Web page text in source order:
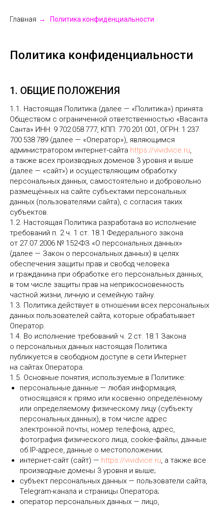
Главная → Политика конфиденциальности
Политика конфиденциальности
1. ОБЩИЕ ПОЛОЖЕНИЯ
1.1. Настоящая Политика (далее — «Политика») принята
Обществом с ограниченной ответственностью «Васанта
Санта» ИНН: 9 702 058 777, КПП: 770 201 001, ОГРН: 1 237
700 538 789 (далее — «Оператор»), являющимся
администратором интернет-сайта https://vividvice.ru,
а также всех производных доменов 3 уровня и выше
(далее — «сайт») и осуществляющим обработку
персональных данных, самостоятельно и добровольно
размещённых на сайте субъектами персональных
данных (пользователями сайта), с согласия таких
субъектов.
1.2. Настоящая Политика разработана во исполнение
требований п. 2 ч. 1 ст. 18.1 Федерального закона
от 27.07.2006 № 152-ФЗ «О персональных данных»
(далее — Закон о персональных данных) в целях
обеспечения защиты прав и свобод человека
и гражданина при обработке его персональных данных,
в том числе защиты прав на неприкосновенность
частной жизни, личную и семейную тайну.
1.3. Политика действует в отношении всех персональных
данных пользователей сайта, которые обрабатывает
Оператор.
1.4. Во исполнение требований ч. 2 ст. 18.1 Закона
о персональных данных настоящая Политика
публикуется в свободном доступе в сети Интернет
на сайтах Оператора.
1.5. Основные понятия, используемые в Политике:
персональные данные — любая информация,
относящаяся к прямо или косвенно определённому
или определяемому физическому лицу (субъекту
персональных данных), в том числе адрес
электронной почты, номер телефона, адрес,
фотография физического лица, cookie-файлы, данные
об IP-адресе, данные о местоположении;
интернет-сайт (сайт) — https://vividvice.ru, а также все
производные домены 3 уровня и выше;
субъект персональных данных — пользователи сайта,
Telegram-канала и страницы Оператора;
оператор персональных данных — лицо,